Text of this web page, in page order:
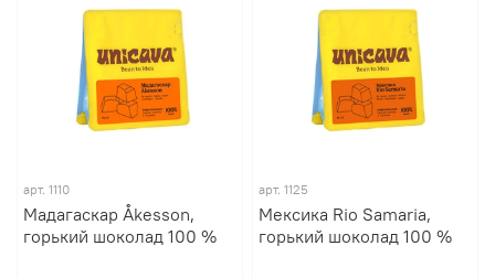
арт. 1110
Мадагаскар Åkesson,
горький шоколад 100 %
арт. 1125
Мексика Rio Samaria,
горький шоколад 100 %